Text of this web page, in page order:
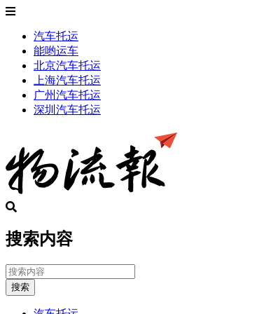
汽车托运
能哟运车
北京汽车托运
上海汽车托运
广州汽车托运
深圳汽车托运
搜索内容
搜索